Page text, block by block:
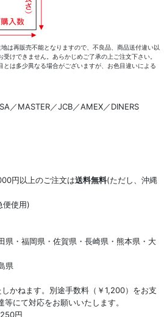
は再販売不能となりますので、不良品、商品送付違い以
けできません。あらかじめご了承の上ご注文下さい。
とは多少異なる場合がございますが、お色目違いによる
／MASTER／JCB／AMEX／DINERS
円以上のご注文は送料無料(ただし、沖縄
使用)
県・福岡県・佐賀県・長崎県・熊本県・大
県
かねます。別途手数料（￥1,200）をお支
にて対応をお願いいたします。
円